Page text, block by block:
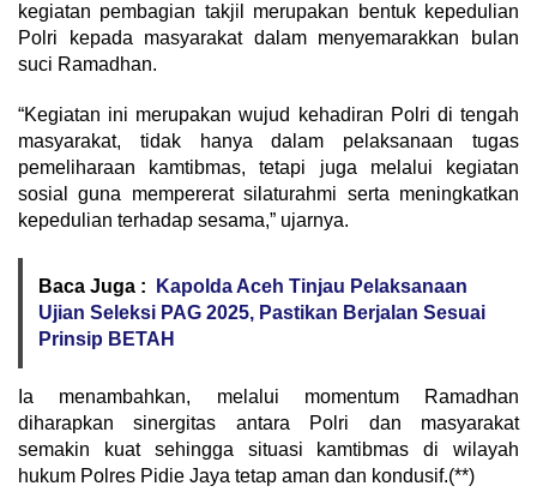
kegiatan pembagian takjil merupakan bentuk kepedulian
Polri kepada masyarakat dalam menyemarakkan bulan
suci Ramadhan.
“Kegiatan ini merupakan wujud kehadiran Polri di tengah
masyarakat, tidak hanya dalam pelaksanaan tugas
pemeliharaan kamtibmas, tetapi juga melalui kegiatan
sosial guna mempererat silaturahmi serta meningkatkan
kepedulian terhadap sesama,” ujarnya.
Baca Juga :
Kapolda Aceh Tinjau Pelaksanaan
Ujian Seleksi PAG 2025, Pastikan Berjalan Sesuai
Prinsip BETAH
Ia menambahkan, melalui momentum Ramadhan
diharapkan sinergitas antara Polri dan masyarakat
semakin kuat sehingga situasi kamtibmas di wilayah
hukum Polres Pidie Jaya tetap aman dan kondusif.(**)